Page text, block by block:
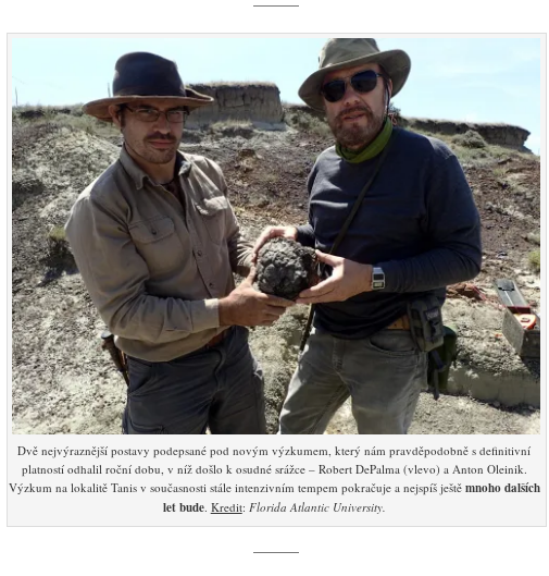
Dvě nejvýraznější postavy podepsané pod novým výzkumem, který nám pravděpodobně s definitivní
platností odhalil roční dobu, v níž došlo k osudné srážce – Robert DePalma (vlevo) a Anton Oleinik.
Výzkum na lokalitě Tanis v současnosti stále intenzivním tempem pokračuje a nejspíš ještě mnoho dalších
let bude. Kredit: Florida Atlantic University.
———